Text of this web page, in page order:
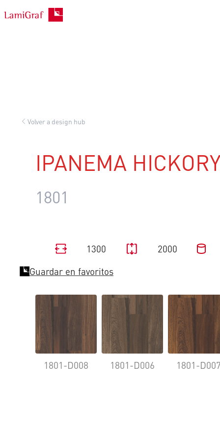
Saltar
Volver a design hub
IPANEMA
1801
1300
2000
Guardar en favoritos
1801-D008 1801-D006 1801-